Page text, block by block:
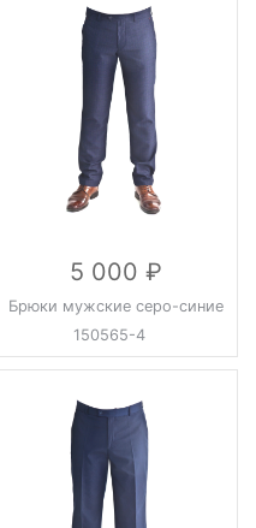
5 000
Брюки мужские серо-синие
150565-4